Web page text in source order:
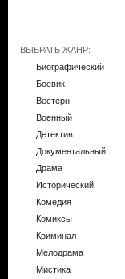
ВЫБРАТЬ ЖАНР:
Биографический
Боевик
Вестерн
Военный
Детектив
Документальный
Драма
Исторический
Комедия
Комиксы
Криминал
Мелодрама
Мистика